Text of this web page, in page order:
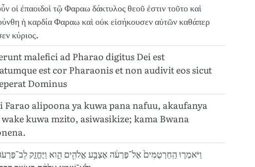
οἱ ἐπαοιδοὶ τῷ Φαραω δάκτυλος θεοῦ ἐστιν τοῦτο καὶ
ἡ καρδία Φαραω καὶ οὐκ εἰσήκουσεν αὐτῶν καθάπερ
κύριος.
malefici ad Pharao digitus Dei est
est cor Pharaonis et non audivit eos sicut
Dominus
Farao alipoona ya kuwa pana nafuu, akaufanya
kuwa mzito, asiwasikize; kama Bwana